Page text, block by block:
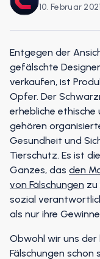
10. Februar 2021
Entgegen der
gefälschte
verkaufen, ist
Opfer. Der
erhebliche
gehören
Gesundheit und
Tierschutz. Es ist
Ganzes, das den
von Fälschungen zu
sozial
als nur ihre
Obwohl wir uns der
Fälschungen